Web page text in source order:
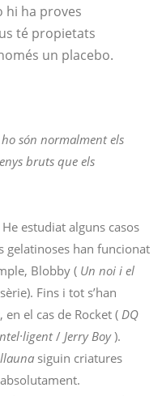
hi ha proves
té propietats
un placebo.
són normalment els
bruts que els
estudiat alguns casos
gelatinoses han funcionat
Blobby ( Un noi i el
Fins i tot s’han
el cas de Rocket ( DQ
/ Jerry Boy).
llauna siguin criatures